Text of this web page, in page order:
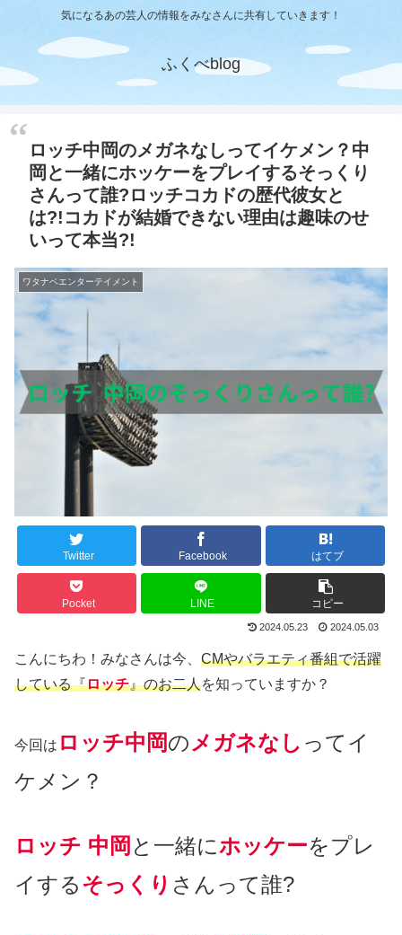
気になるあの芸人の情報をみなさんに共有していきます！
ふくべblog
ロッチ中岡のメガネなしってイケメン？中
岡と一緒にホッケーをプレイするそっくり
さんって誰?ロッチコカドの歴代彼女と
は?!コカドが結婚できない理由は趣味のせ
いって本当?!
ワタナベエンターテイメント
Twitter Facebook はてブ
Pocket LINE コピー
2024.05.23 2024.05.03
こんにちわ！みなさんは今、 CMやバラエティ番組で活躍
している『ロッチ』のお二人を知っていますか？
今回は ロッチ中岡のメガネなし ってイ
ケメン？
ロッチ 中岡 と一緒にホッケーをプレ
イするそっくり さんって誰?